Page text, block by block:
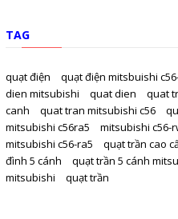
TAG
quạt điện quạt điện mitsbuishi
dien mitsubishi
quat dien quat
canh
quat tran mitsubishi c56
mitsubishi c56ra5
mitsubishi c56-
mitsubishi c56-ra5
quạt trần cao
đình 5 cánh
quạt trần 5 cánh
mitsubishi
quạt trần